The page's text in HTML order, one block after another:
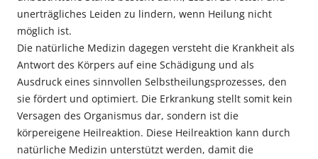
unerträgliches Leiden zu lindern, wenn Heilung nicht
möglich ist.
Die natürliche Medizin dagegen versteht die Krankheit als
Antwort des Körpers auf eine Schädigung und als
Ausdruck eines sinnvollen Selbstheilungsprozesses, den
sie fördert und optimiert. Die Erkrankung stellt somit kein
Versagen des Organismus dar, sondern ist die
körpereigene Heilreaktion. Diese Heilreaktion kann durch
natürliche Medizin unterstützt werden, damit die